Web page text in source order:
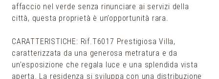
affaccio nel verde senza rinunciare ai servizi della
città, questa proprietà è un’opportunità rara.
CARATTERISTICHE: Rif.T6017 Prestigiosa Villa,
caratterizzata da una generosa metratura e da
un’esposizione che regala luce e una splendida vista
aperta. La residenza si sviluppa con una distribuzione